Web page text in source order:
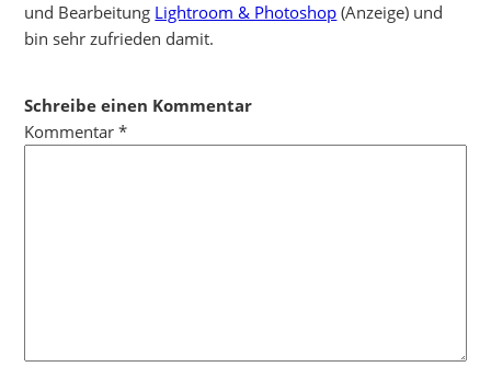
und Bearbeitung Lightroom & Photoshop (Anzeige) und
bin sehr zufrieden damit.
Schreibe einen Kommentar
Kommentar*